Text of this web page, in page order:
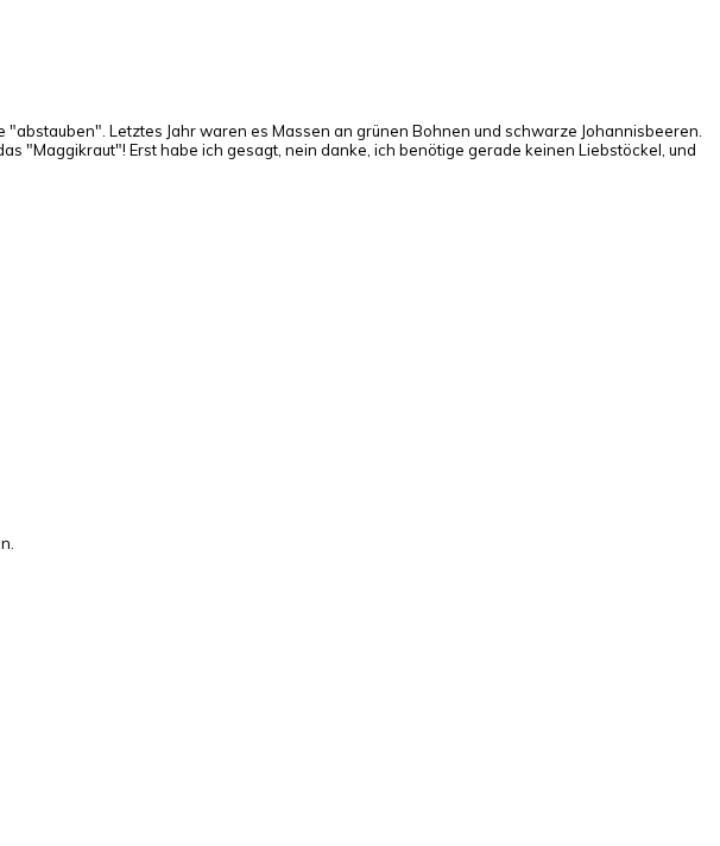
Letztes Jahr waren es Massen an grünen Bohnen und schwarze Johannisbeeren.
"Maggikraut"! Erst habe ich gesagt, nein danke, ich benötige gerade keinen Liebstöckel, und